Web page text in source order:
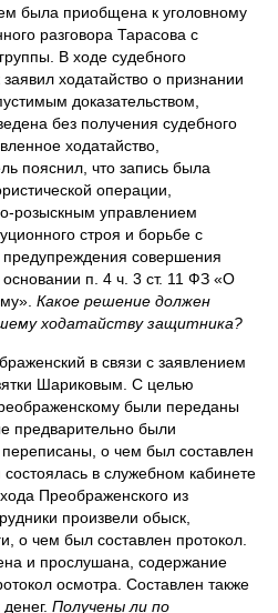
была приобщена к уголовному
разговора Тарасова с
В ходе судебного
ходатайство о признании
доказательством,
без получения судебного
ходатайство,
пояснил, что запись была
операции,
розыскным управлением
строя и борьбе с
совершения
основании п. 4 ч. 3 ст. 11 ФЗ «О
Какое решение должен
ходатайству защитника?
в связи с заявлением
Шариковым. С целью
были переданы
предварительно были
о чем был составлен
в служебном кабинете
Преображенского из
произвели обыск,
о чем был составлен протокол.
и прослушана, содержание
осмотра. Составлен также
Получены ли по